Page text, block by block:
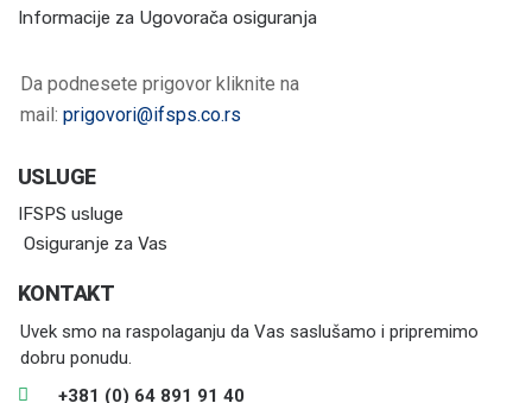
Informacije za Ugovorača osiguranja
Da podnesete prigovor kliknite na
mail: prigovori@ifsps.co.rs
USLUGE
IFSPS usluge
Osiguranje za Vas
KONTAKT
Uvek smo na raspolaganju da Vas saslušamo i pripremimo
dobru ponudu.
+381 (0) 64 891 91 40